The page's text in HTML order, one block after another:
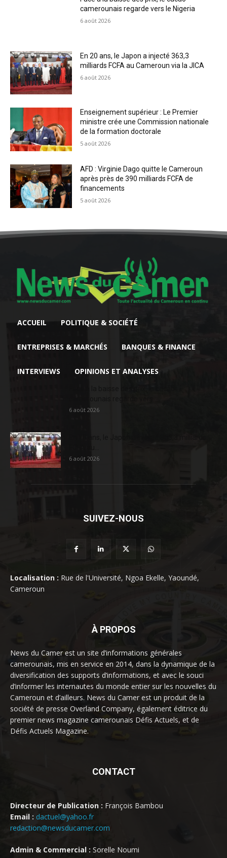
camerounais regarde vers le Nigeria
6 août 2026
En 20 ans, le Japon a injecté 363,3
milliards FCFA au Cameroun via la JICA
6 août 2026
Enseignement supérieur : Le Premier
ministre crée une Commission nationale
de la formation doctorale
5 août 2026
AFD : Virginie Dago quitte le Cameroun
après près de 390 milliards FCFA de
financements
5 août 2026
ACCUEIL POLITIQUE & SOCIÉTÉ
ENTREPRISES & MARCHÉS BANQUES & FINANCE
INTERVIEWS OPINIONS ET ANALYSES
6 août 2026
6 août 2026
SUIVEZ-NOUS
Localisation : Rue de l'Université, Ngoa Ekelle, Yaoundé,
Cameroun
À PROPOS
News du Camer est un site d’informations générales
camerounais, mis en service en 2014, dans la dynamique de la
diversification des supports d’informations, et avec le souci
d’informer les internautes du monde entier sur les nouvelles du
Cameroun et d’ailleurs. News du Camer est un produit de la
société de presse Overland Company, également éditrice du
premier news magazine camerounais Défis Actuels, et de
Défis Actuels Magazine.
CONTACT
Directeur de Publication : François Bambou
Email : dactuel@yahoo.fr
redaction@newsducamer.com
Admin & Commercial : Sorelle Noumi